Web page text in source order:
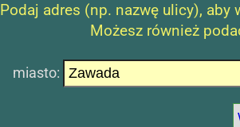
Podaj adres (np. nazwę ulicy), aby
Możesz również
miasto: